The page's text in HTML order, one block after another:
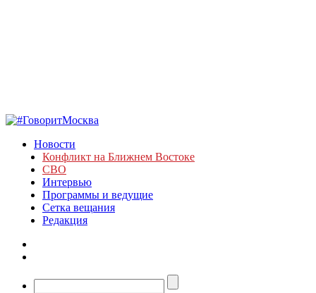
Новости
Конфликт на Ближнем Востоке
СВО
Интервью
Программы и ведущие
Сетка вещания
Редакция